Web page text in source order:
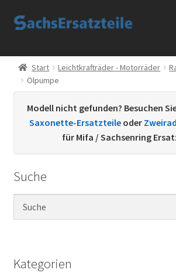
Zur
Zum
Start
AGB
Datenschutzerklärung
Kontakt
Sachs Ersatzteile
Über uns
Start Leichtkrafträder - Motorräder
Ölpumpe
Modell nicht gefunden? Besuchen
Saxonette-Ersatzteile oder
für Mifa / Sachsenring
Suche
Kategorien